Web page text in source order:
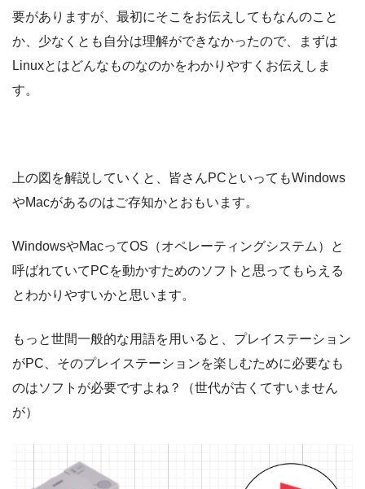
要がありますが、最初にそこをお伝えしてもなんのこと
か、少なくとも自分は理解ができなかったので、まずは
Linuxとはどんなものなのかをわかりやすくお伝えしま
す。
上の図を解説していくと、皆さんPCといってもWindows
やMacがあるのはご存知かとおもいます。
WindowsやMacってOS（オペレーティングシステム）と
呼ばれていてPCを動かすためのソフトと思ってもらえる
とわかりやすいかと思います。
もっと世間一般的な用語を用いると、プレイステーション
がPC、そのプレイステーションを楽しむために必要なも
のはソフトが必要ですよね？（世代が古くてすいません
が）